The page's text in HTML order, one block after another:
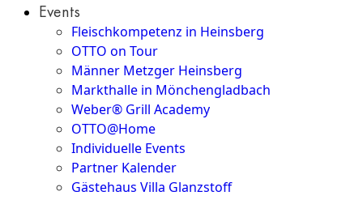
Events
Fleischkompetenz in Heinsberg
OTTO on Tour
Männer Metzger Heinsberg
Markthalle in Mönchengladbach
Weber® Grill Academy
OTTO@Home
Individuelle Events
Partner Kalender
Gästehaus Villa Glanzstoff